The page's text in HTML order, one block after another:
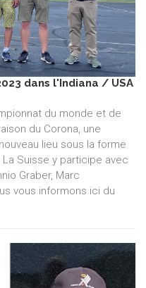
dans l'Indiana / USA
du monde et de
du Corona, une
lieu sous la forme
Suisse y participe avec
Graber, Marc
vous informons ici du